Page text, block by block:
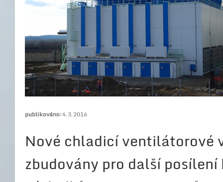
publikováno:4.3.2016
Nové chladicí ventilátorové
zbudovány pro další